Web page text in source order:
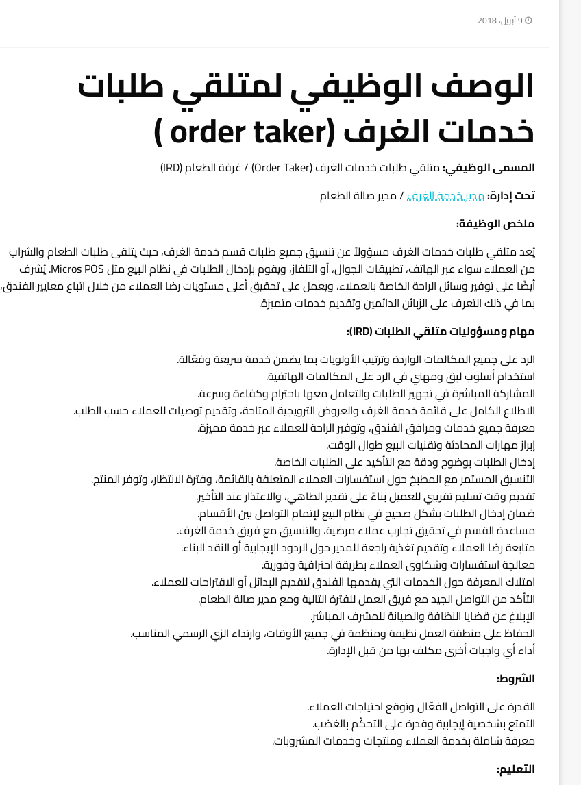
نُشر
9 أبريل، 2018
الوصف الوظيفي لمتلقي طلبات
خدمات الغرف (order taker )
المسمى الوظيفي:متلقي طلبات خدمات الغرف (Order Taker) / غرفة الطعام (IRD)
تحت إدارة:مدير خدمة الغرف/ مدير صالة الطعام
ملخص الوظيفة:
يُعد متلقي طلبات خدمات الغرف مسؤولاً عن تنسيق جميع طلبات قسم خدمة الغرف، حيث يتلقى طلبات الطعام والشراب
من العملاء سواء عبر الهاتف، تطبيقات الجوال، أو التلفاز، ويقوم بإدخال الطلبات في نظام البيع مثل Micros POS. يُشرف
أيضًا على توفير وسائل الراحة الخاصة بالعملاء، ويعمل على تحقيق أعلى مستويات رضا العملاء من خلال اتباع معايير الفندق،
بما في ذلك التعرف على الزبائن الدائمين وتقديم خدمات متميزة.
مهام ومسؤوليات متلقي الطلبات (IRD):
الرد على جميع المكالمات الواردة وترتيب الأولويات بما يضمن خدمة سريعة وفعّالة.
استخدام أسلوب لبق ومهني في الرد على المكالمات الهاتفية.
المشاركة المباشرة في تجهيز الطلبات والتعامل معها باحترام وكفاءة وسرعة.
الاطلاع الكامل على قائمة خدمة الغرف والعروض الترويجية المتاحة، وتقديم توصيات للعملاء حسب الطلب.
معرفة جميع خدمات ومرافق الفندق، وتوفير الراحة للعملاء عبر خدمة مميزة.
إبراز مهارات المحادثة وتقنيات البيع طوال الوقت.
إدخال الطلبات بوضوح ودقة مع التأكيد على الطلبات الخاصة.
التنسيق المستمر مع المطبخ حول استفسارات العملاء المتعلقة بالقائمة، وفترة الانتظار، وتوفر المنتج.
تقديم وقت تسليم تقريبي للعميل بناءً على تقدير الطاهي، والاعتذار عند التأخير.
ضمان إدخال الطلبات بشكل صحيح في نظام البيع لإتمام التواصل بين الأقسام.
مساعدة القسم في تحقيق تجارب عملاء مرضية، والتنسيق مع فريق خدمة الغرف.
متابعة رضا العملاء وتقديم تغذية راجعة للمدير حول الردود الإيجابية أو النقد البناء.
معالجة استفسارات وشكاوى العملاء بطريقة احترافية وفورية.
امتلاك المعرفة حول الخدمات التي يقدمها الفندق لتقديم البدائل أو الاقتراحات للعملاء.
التأكد من التواصل الجيد مع فريق العمل للفترة التالية ومع مدير صالة الطعام.
الإبلاغ عن قضايا النظافة والصيانة للمشرف المباشر.
الحفاظ على منطقة العمل نظيفة ومنظمة في جميع الأوقات، وارتداء الزي الرسمي المناسب.
أداء أي واجبات أخرى مكلف بها من قبل الإدارة.
الشروط:
القدرة على التواصل الفعّال وتوقع احتياجات العملاء.
التمتع بشخصية إيجابية وقدرة على التحكّم بالغضب.
معرفة شاملة بخدمة العملاء ومنتجات وخدمات المشروبات.
التعليم: